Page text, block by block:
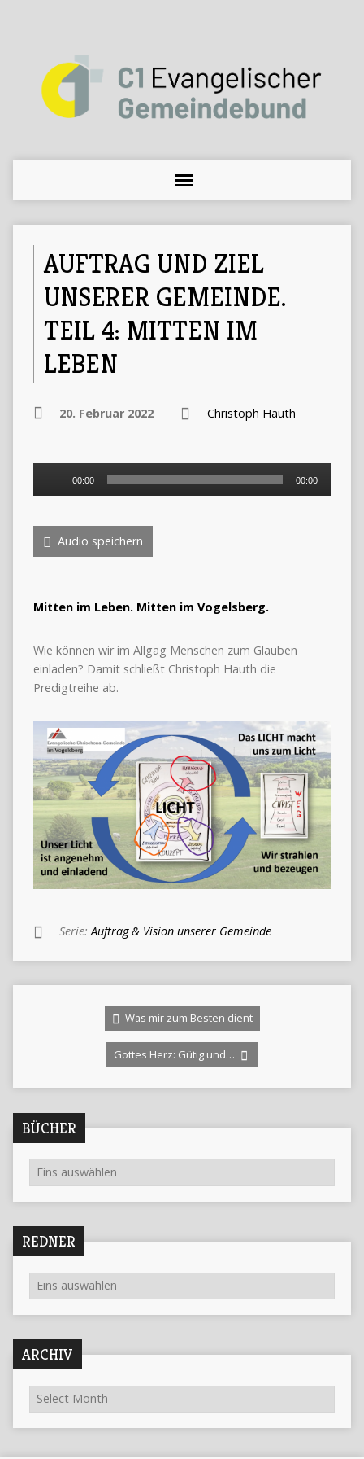
AUFTRAG UND ZIEL
UNSERER GEMEINDE.
TEIL 4: MITTEN IM
LEBEN
20. Februar 2022 Christoph Hauth
00:00 00:00
Audio speichern
Mitten im Leben. Mitten im Vogelsberg.
Wie können wir im Allgag Menschen zum Glauben
einladen? Damit schließt Christoph Hauth die
Predigtreihe ab.
Serie: Auftrag & Vision unserer Gemeinde
Was mir zum Besten dient
Gottes Herz: Gütig und…
BÜCHER
REDNER
ARCHIV